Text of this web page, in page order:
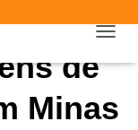
L
R
de
Minas